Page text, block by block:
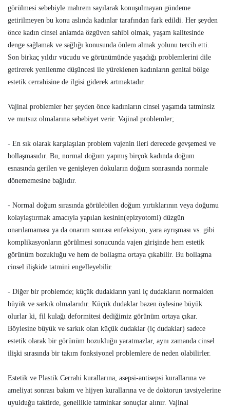
görülmesi sebebiyle mahrem sayılarak konuşulmayan gündeme
getirilmeyen bu konu aslında kadınlar tarafından fark edildi. Her şeyden
önce kadın cinsel anlamda özgüven sahibi olmak, yaşam kalitesinde
denge sağlamak ve sağlığı konusunda önlem almak yolunu tercih etti.
Son birkaç yıldır vücudu ve görünümünde yaşadığı problemlerini dile
getirerek yenilenme düşüncesi ile yüreklenen kadınların genital bölge
estetik cerrahisine de ilgisi giderek artmaktadır.
Vajinal problemler her şeyden önce kadınların cinsel yaşamda tatminsiz
ve mutsuz olmalarına sebebiyet verir. Vajinal problemler;
- En sık olarak karşılaşılan problem vajenin ileri derecede gevşemesi ve
bollaşmasıdır. Bu, normal doğum yapmış birçok kadında doğum
esnasında gerilen ve genişleyen dokuların doğum sonrasında normale
dönememesine bağlıdır.
- Normal doğum sırasında görülebilen doğum yırtıklarının veya doğumu
kolaylaştırmak amacıyla yapılan kesinin(epizyotomi) düzgün
onarılamaması ya da onarım sonrası enfeksiyon, yara ayrışması vs. gibi
komplikasyonların görülmesi sonucunda vajen girişinde hem estetik
görünüm bozukluğu ve hem de bollaşma ortaya çıkabilir. Bu bollaşma
cinsel ilişkide tatmini engelleyebilir.
- Diğer bir problemde; küçük dudakların yani iç dudakların normalden
büyük ve sarkık olmalarıdır. Küçük dudaklar bazen öylesine büyük
olurlar ki, fil kulağı deformitesi dediğimiz görünüm ortaya çıkar.
Böylesine büyük ve sarkık olan küçük dudaklar (iç dudaklar) sadece
estetik olarak bir görünüm bozukluğu yaratmazlar, aynı zamanda cinsel
ilişki sırasında bir takım fonksiyonel problemlere de neden olabilirler.
Estetik ve Plastik Cerrahi kurallarına, asepsi-antisepsi kurallarına ve
ameliyat sonrası bakım ve hijyen kurallarına ve de doktorun tavsiyelerine
uyulduğu taktirde, genellikle tatminkar sonuçlar alınır. Vajinal